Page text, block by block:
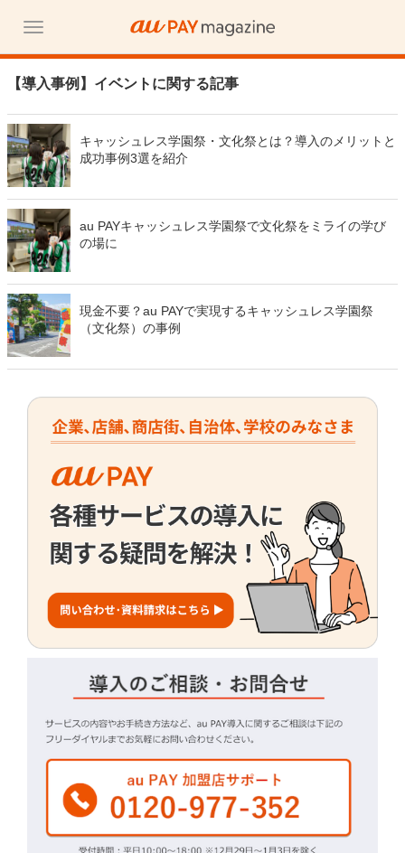
【導入事例】イベントに関する記事
キャッシュレス学園祭・文化祭とは？導入のメリットと
成功事例3選を紹介
au PAYキャッシュレス学園祭で文化祭をミライの学び
の場に
現金不要？au PAYで実現するキャッシュレス学園祭
（文化祭）の事例